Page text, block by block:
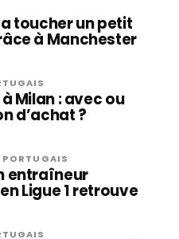
toucher un petit
à Manchester
Milan : avec ou
d’achat ?
PORTUGAIS
entraîneur
Ligue 1 retrouve